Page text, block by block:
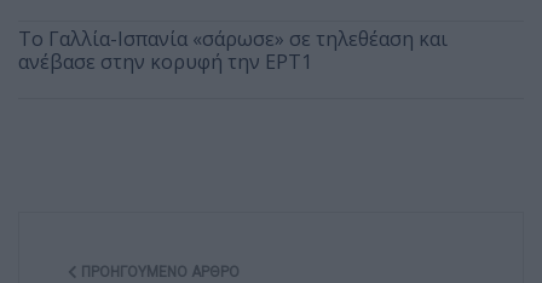
Το Γαλλία-Ισπανία «σάρωσε» σε τηλεθέαση και
ανέβασε στην κορυφή την ΕΡΤ1
ΠΡΟΗΓΟΎΜΕΝΟ ΆΡΘΡΟ